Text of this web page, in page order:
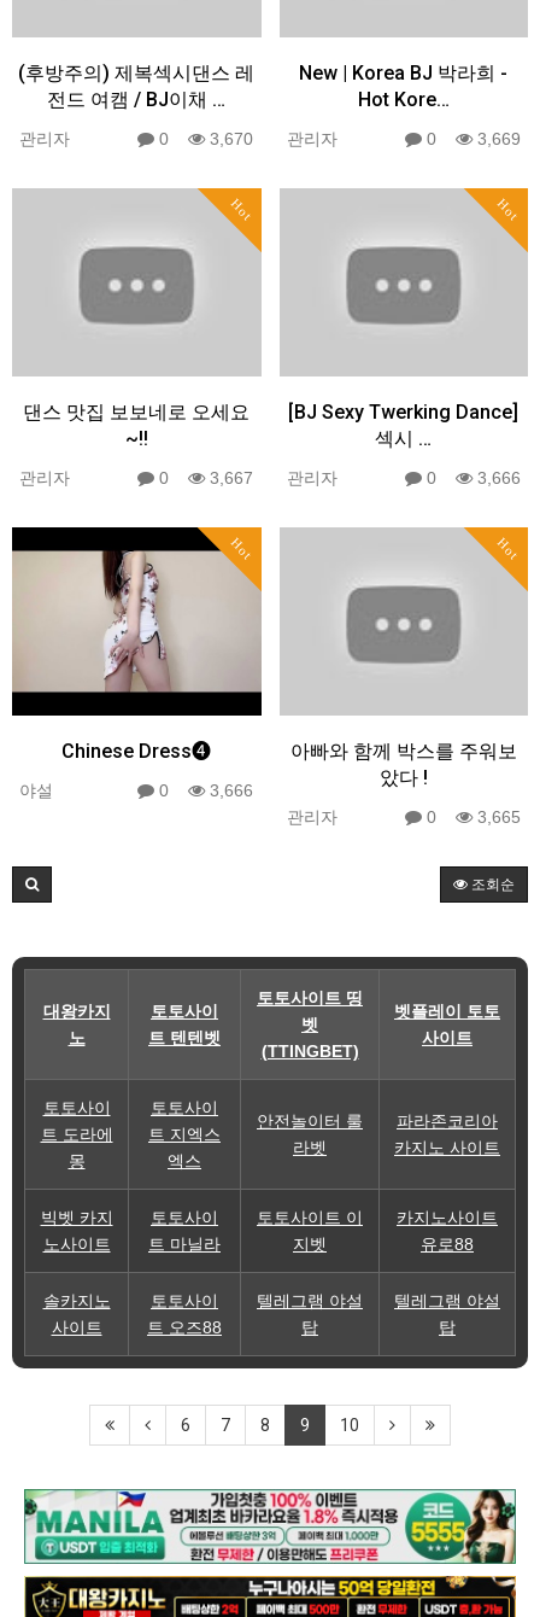
(후방주의) 제복섹시댄스 레
전드 여캠 / BJ이채 …
관리자 0 3,670
New | Korea BJ 박라희 -
Hot Kore…
관리자 0 3,669
Hot
댄스 맛집 보보네로 오세요
~!!
관리자 0 3,667
Hot
[BJ Sexy Twerking Dance]
섹시 …
관리자 0 3,666
Hot
Chinese Dress❹
야설 0 3,666
Hot
아빠와 함께 박스를 주워보
았다 !
관리자 0 3,665
조회순
대왕카지
노
토토사이
트 텐텐벳
토토사이트 띵
벳
(TTINGBET)
벳플레이 토토
사이트
토토사이
트 도라에
몽
토토사이
트 지엑스
엑스
안전놀이터 룰
라벳
파라존코리아
카지노 사이트
빅벳 카지
노사이트
토토사이
트 마닐라
토토사이트 이
지벳
카지노사이트
유로88
솔카지노
사이트
토토사이
트 오즈88
텔레그램 야설
탑
텔레그램 야설
탑
6 7 8 9 10